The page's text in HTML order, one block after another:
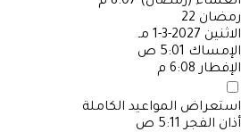
رمضان 22
الاثنين 2027-3-1 مـ
الإمساك 5:01 ص
الإفطار 6:08 م
استعراض المواعيد الكاملة
أذان الفجر 5:11 ص